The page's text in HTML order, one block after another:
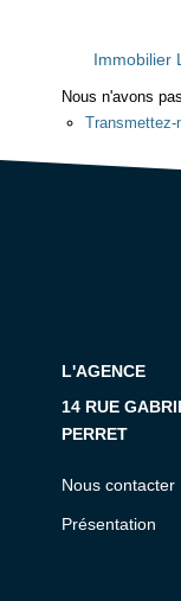
Immobilier
Nous n'avons
Transmettez-
L'AGENCE
14 RUE
PERRET
Nous contacter
Présentation